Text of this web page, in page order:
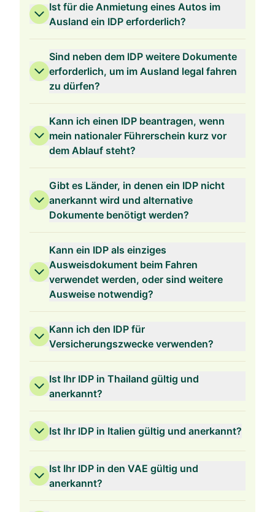
Ist für die Anmietung eines Autos im
Ausland ein IDP erforderlich?
Sind neben dem IDP weitere Dokumente
erforderlich, um im Ausland legal fahren
zu dürfen?
Kann ich einen IDP beantragen, wenn
mein nationaler Führerschein kurz vor
dem Ablauf steht?
Gibt es Länder, in denen ein IDP nicht
anerkannt wird und alternative
Dokumente benötigt werden?
Kann ein IDP als einziges
Ausweisdokument beim Fahren
verwendet werden, oder sind weitere
Ausweise notwendig?
Kann ich den IDP für
Versicherungszwecke verwenden?
Ist Ihr IDP in Thailand gültig und
anerkannt?
Ist Ihr IDP in Italien gültig und anerkannt?
Ist Ihr IDP in den VAE gültig und
anerkannt?